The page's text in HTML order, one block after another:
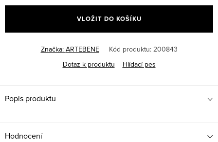
cena:
VLOŽIT DO KOŠÍKU
Značka: ARTEBENE Kód produktu: 200843
Dotaz k produktu
Hlídací pes
Popis produktu
Hodnocení